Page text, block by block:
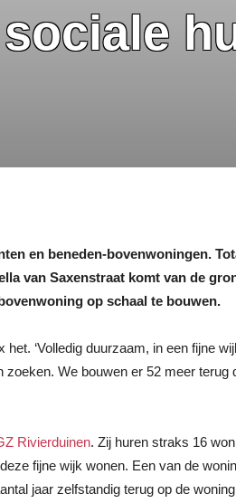
en beneden-bovenwoningen.
van Saxenstraat komt van de
op schaal te bouwen.
‘Volledig duurzaam, in een fijne
We bouwen er 52 meer terug
Rivierduinen. Zij huren straks 16
fijne wijk wonen. Een van de
jaar zelfstandig terug op de